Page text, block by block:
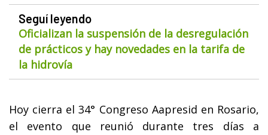
Seguí leyendo
Oficializan la suspensión de la desregulación
de prácticos y hay novedades en la tarifa de
la hidrovía
Hoy cierra el 34° Congreso Aapresid en Rosario,
el evento que reunió durante tres días a